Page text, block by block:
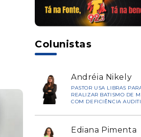
Colunistas
Andréia Nikely
PASTOR USA LIBRAS
REALIZAR BATISMO DE
COM DEFICIÊNCIA
Ediana Pimenta